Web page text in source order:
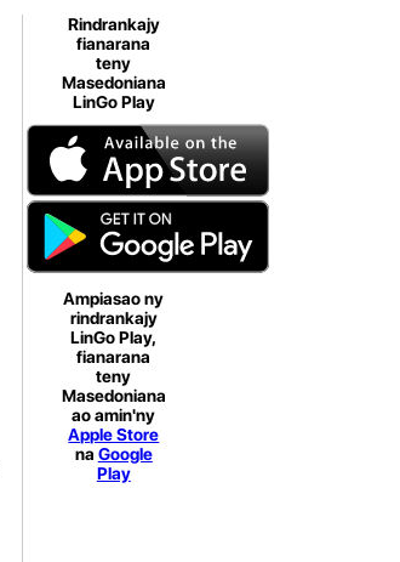
Rindrankajy
fianarana
teny
Masedoniana
LinGo Play
Ampiasao ny
rindrankajy
LinGo Play,
fianarana
teny
Masedoniana
ao amin'ny
Apple Store
na Google
Play